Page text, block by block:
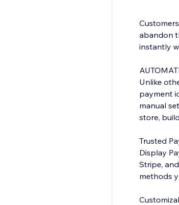
abandon
instantly
Unlike
payment
manual
store,
Trusted
Display
Stripe,
methods